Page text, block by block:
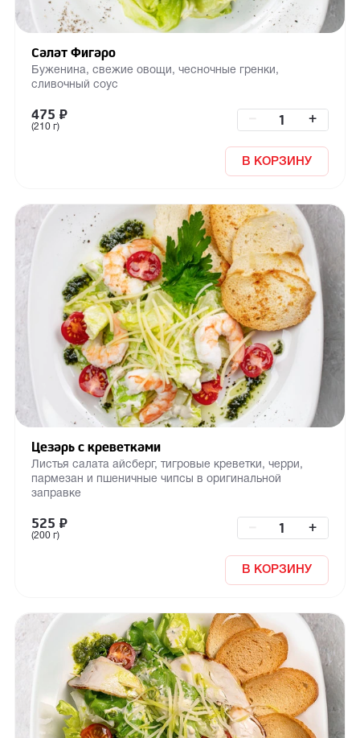
Салат Фигаро
Буженина, свежие овощи, чесночные гренки,
сливочный соус
475 ₽
(210 г)
+
В КОРЗИНУ
Цезарь с креветками
Листья салата айсберг, тигровые креветки, черри,
пармезан и пшеничные чипсы в оригинальной
заправке
525 ₽
(200 г)
+
В КОРЗИНУ